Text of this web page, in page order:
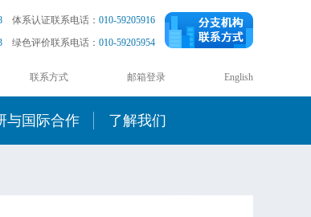
体系认证联系电话： 010-59205916
绿色评价联系电话： 010-59205954
English
邮箱登录
联系方式
与国际合作 了解我们